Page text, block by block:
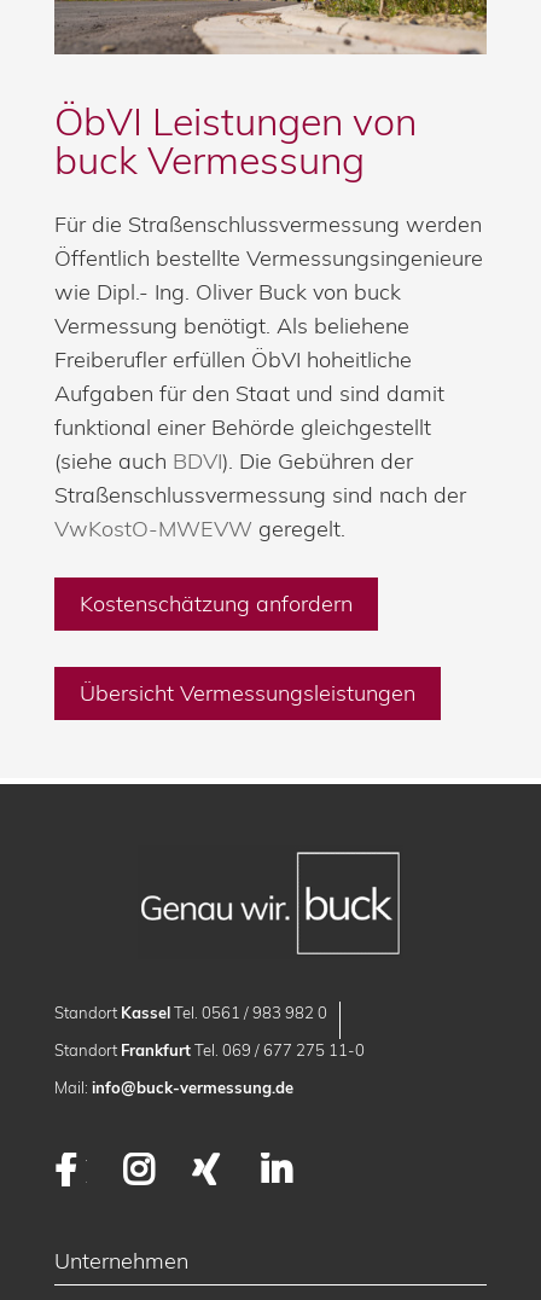
ÖbVI Leistungen von
buck Vermessung
Für die Straßenschlussvermessung werden
Öffentlich bestellte Vermessungsingenieure
wie Dipl.- Ing. Oliver Buck von buck
Vermessung benötigt. Als beliehene
Freiberufler erfüllen ÖbVI hoheitliche
Aufgaben für den Staat und sind damit
funktional einer Behörde gleichgestellt
(siehe auch BDVI). Die Gebühren der
Straßenschlussvermessung sind nach der
VwKostO-MWEVW geregelt.
Kostenschätzung anfordern
Übersicht Vermessungsleistungen
Standort KasselTel. 0561 / 983 982 0
Standort FrankfurtTel. 069 / 677 275 11-0
Mail: info@buck-vermessung.de
FacebookInstagram
XING
Unternehmen